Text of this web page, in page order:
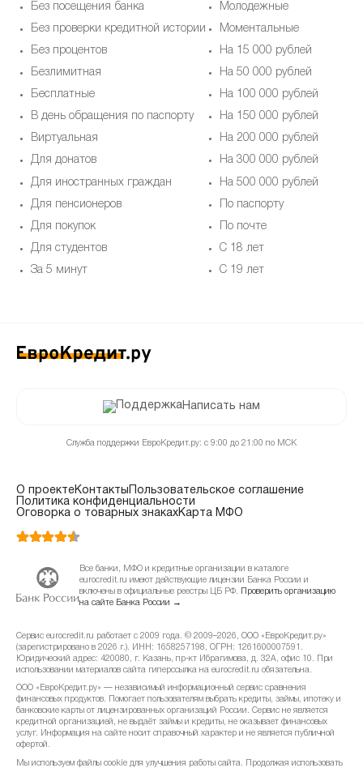
Без посещения банка
Без проверки кредитной истории
Без процентов
Безлимитная
Бесплатные
В день обращения по паспорту
Виртуальная
Для донатов
Для иностранных граждан
Для пенсионеров
Для покупок
Для студентов
За 5 минут
Молодежные
Моментальные
На 15 000 рублей
На 50 000 рублей
На 100 000 рублей
На 150 000 рублей
На 200 000 рублей
На 300 000 рублей
На 500 000 рублей
По паспорту
По почте
С 18 лет
С 19 лет
Написать нам
Служба поддержки ЕвроКредит.ру: с 9:00 до 21:00 по МСК
О проектеКонтакты
Пользовательское соглашение
Политика конфиденциальности
Оговорка о товарных знакахКарта МФО
Все банки, МФО и кредитные организации в каталоге
eurocredit.ru имеют действующие лицензии Банка России и
включены в официальные реестры ЦБ РФ.
Проверить организацию
на сайте Банка России →
Сервис eurocredit.ru работает с 2009 года. © 2009–2026, ООО «ЕвроКредит.ру»
(зарегистрировано в 2026 г.). ИНН: 1658257198, ОГРН: 1261600007591.
Юридический адрес: 420080, г. Казань, пр-кт Ибрагимова, д. 32А, офис 10. При
использовании материалов сайта гиперссылка на eurocredit.ru обязательна.
ООО «ЕвроКредит.ру» — независимый информационный сервис сравнения
финансовых продуктов. Помогает пользователям выбрать кредиты, займы, ипотеку и
банковские карты от лицензированных организаций России. Сервис не является
кредитной организацией, не выдаёт займы и кредиты, не оказывает финансовых
услуг. Информация на сайте носит справочный характер и не является публичной
офертой.
Мы используем файлы cookie для улучшения работы сайта. Продолжая использовать